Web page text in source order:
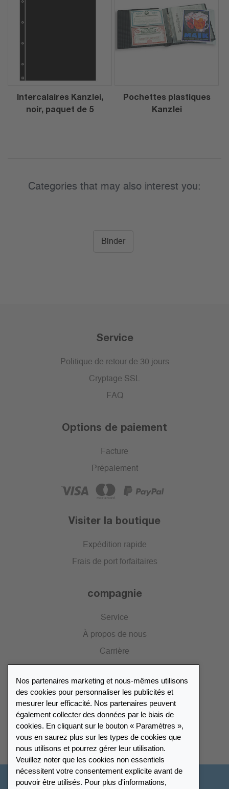
Intercalaires Kanzlei,
noir, paquet de 5
Pochettes plastiques
Kanzlei
Categories that may also interest you:
Binder
Service
Politique de retour de 30 jours
Cryptage SSL
FAQ
Options de paiement
Facture
Prépaiement
Visiter la boutique
Expédition rapide
Frais de port forfaitaires
compagnie
Service
À propos de nous
Carrière
Catalogue
Répertoire des revendeurs
Trouver Leuchtturm
Nos partenaires marketing et nous-mêmes utilisons
des cookies pour personnaliser les publicités et
mesurer leur efficacité. Nos partenaires peuvent
également collecter des données par le biais de
cookies. En cliquant sur le bouton « Paramètres »,
vous en saurez plus sur les types de cookies que
nous utilisons et pourrez gérer leur utilisation.
Veuillez noter que les cookies non essentiels
nécessitent votre consentement explicite avant de
pouvoir être utilisés. Pour plus d'informations,
Suisse - Français